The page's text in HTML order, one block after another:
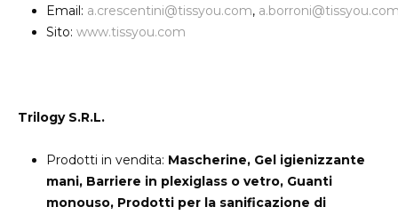
Email: a.crescentini@tissyou.com,
Sito: www.tissyou.com
Trilogy S.R.L.
Prodotti in vendita: Mascherine, Gel igienizzante
mani, Barriere in plexiglass o vetro, Guanti
monouso, Prodotti per la sanificazione di